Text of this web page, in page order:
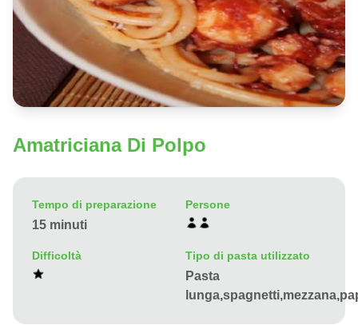
Amatriciana Di Polpo
Tempo di preparazione
15 minuti
Persone
Difficoltà Tipo di pasta utilizzato
Pasta